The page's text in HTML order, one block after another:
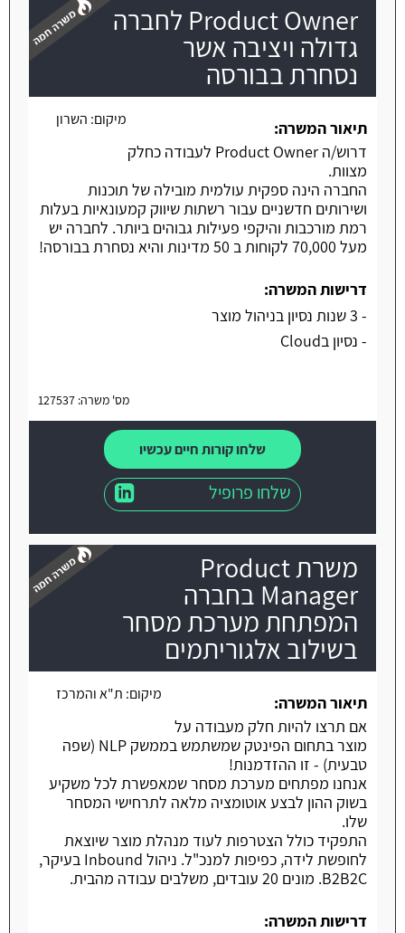
Product Owner לחברה
גדולה ויציבה אשר
נסחרת בבורסה
משרה חמה
מיקום: השרון
תיאור המשרה:
דרוש/ה Product Owner לעבודה כחלק
מצוות.
החברה הינה ספקית עולמית מובילה של תוכנות
ושירותים חדשניים עבור רשתות שיווק קמעונאיות בעלות
רמת מורכבות והיקפי פעילות גבוהים ביותר. לחברה יש
מעל 70,000 לקוחות ב 50 מדינות והיא נסחרת בבורסה!
דרישות המשרה:
- 3 שנות נסיון בניהול מוצר
- נסיון בCloud
מס' משרה: 127537
שלחו קורות חיים עכשיו
שלחו פרופיל
משרת Product
Manager בחברה
המפתחת מערכת מסחר
בשילוב אלגוריתמים
מיקום: ת"א והמרכז
תיאור המשרה:
אם תרצו להיות חלק מעבודה על
מוצר בתחום הפינטק שמשתמש בממשק NLP (שפה
טבעית) - זו ההזדמנות!
אנחנו מפתחים מערכת מסחר שמאפשרת לכל משקיע
בשוק ההון לבצע אוטומציה מלאה לתרחישי המסחר
שלו.
התפקיד כולל הצטרפות לעוד מנהלת מוצר שיוצאת
לחופשת לידה, כפיפות למנכ"ל. ניהול Inbound בעיקר,
B2B2C. מונים 20 עובדים, משלבים עבודה מהבית.
דרישות המשרה: